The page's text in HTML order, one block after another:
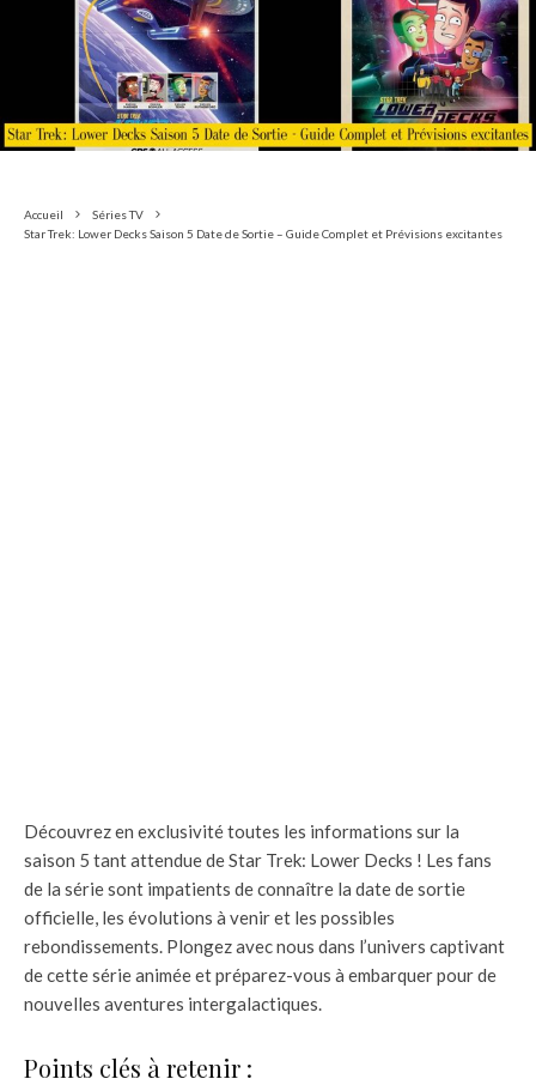
Accueil
Séries TV
Star Trek: Lower Decks Saison 5 Date de Sortie – Guide Complet et Prévisions excitantes
Découvrez en exclusivité toutes les informations sur la
saison 5 tant attendue de Star Trek: Lower Decks ! Les fans
de la série sont impatients de connaître la date de sortie
officielle, les évolutions à venir et les possibles
rebondissements. Plongez avec nous dans l’univers captivant
de cette série animée et préparez-vous à embarquer pour de
nouvelles aventures intergalactiques.
Points clés à retenir :